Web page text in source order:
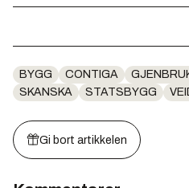
BYGG CONTIGA
SKANSKA
STATSBYGG
Gi bort artikkelen